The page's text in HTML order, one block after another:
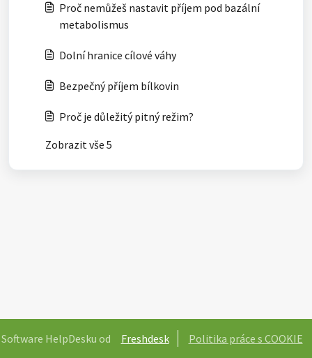
Proč nemůžeš nastavit příjem pod bazální
metabolismus
Dolní hranice cílové váhy
Bezpečný příjem bílkovin
Proč je důležitý pitný režim?
Zobrazit vše 5
Software HelpDesku od Freshdesk Politika práce s COOKIE